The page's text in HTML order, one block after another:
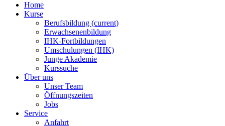
Home
Kurse
Berufsbildung (current)
Erwachsenenbildung
IHK-Fortbildungen
Umschulungen (IHK)
Junge Akademie
Kurssuche
Über uns
Unser Team
Öffnungszeiten
Jobs
Service
Anfahrt